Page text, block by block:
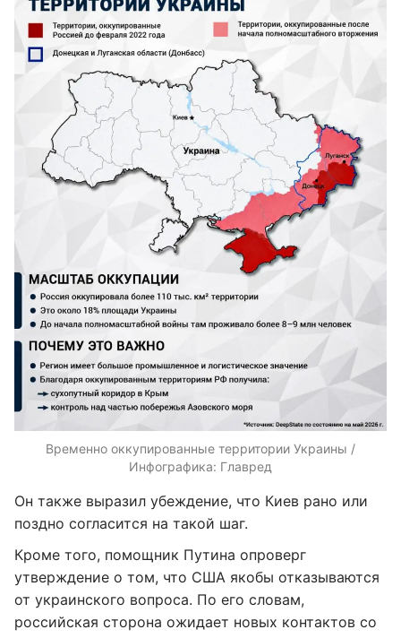
Временно оккупированные территории Украины /
Инфографика: Главред
Он также выразил убеждение, что Киев рано или
поздно согласится на такой шаг.
Кроме того, помощник Путина опроверг
утверждение о том, что США якобы отказываются
от украинского вопроса. По его словам,
российская сторона ожидает новых контактов со